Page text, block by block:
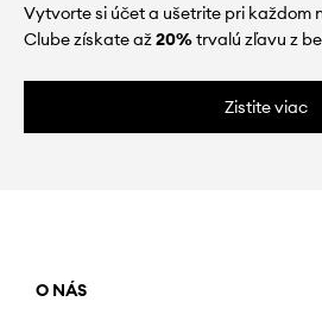
Vytvorte si účet a ušetrite pri každom
Clube získate až20%trvalú zľavu z
Zistite viac
O NÁS